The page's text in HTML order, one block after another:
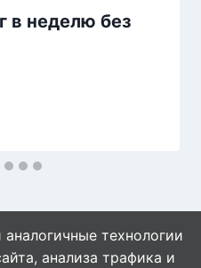
в неделю без
технологии
анализа трафика и